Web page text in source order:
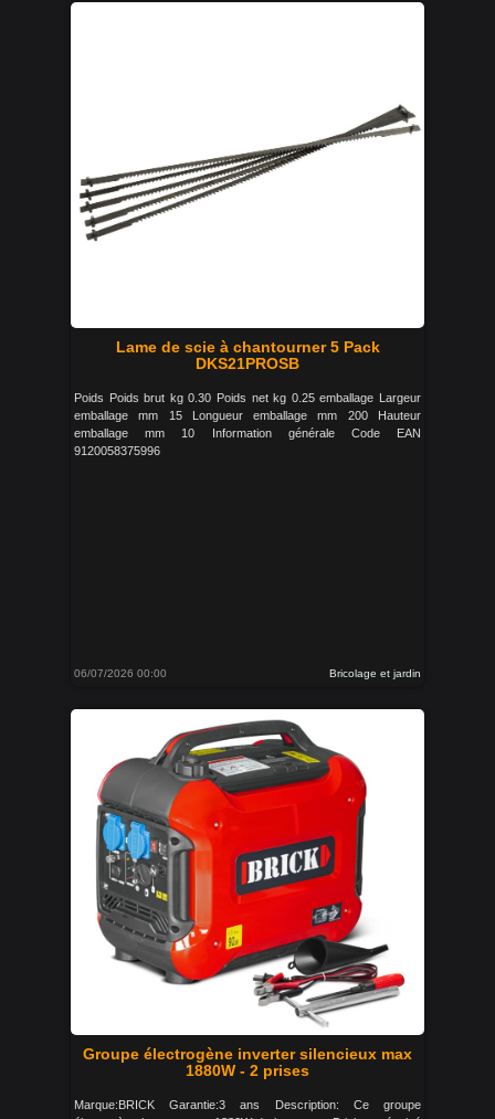
Lame de scie à chantourner 5 Pack
DKS21PROSB
Poids Poids brut kg 0.30 Poids net kg 0.25 emballage Largeur
emballage mm 15 Longueur emballage mm 200 Hauteur
emballage mm 10 Information générale Code EAN
9120058375996
06/07/2026 00:00 Bricolage et jardin
Groupe électrogène inverter silencieux max
1880W - 2 prises
Marque:BRICK Garantie:3 ans Description: Ce groupe